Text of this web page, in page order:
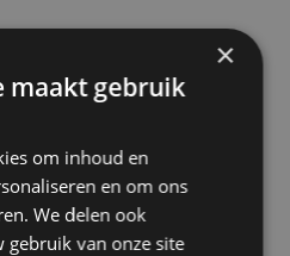
de toekomst, waaronder Prelude
Toen: Honda Prelude
×
maakt gebruik
om inhoud en
en om ons
We delen ook
van onze site